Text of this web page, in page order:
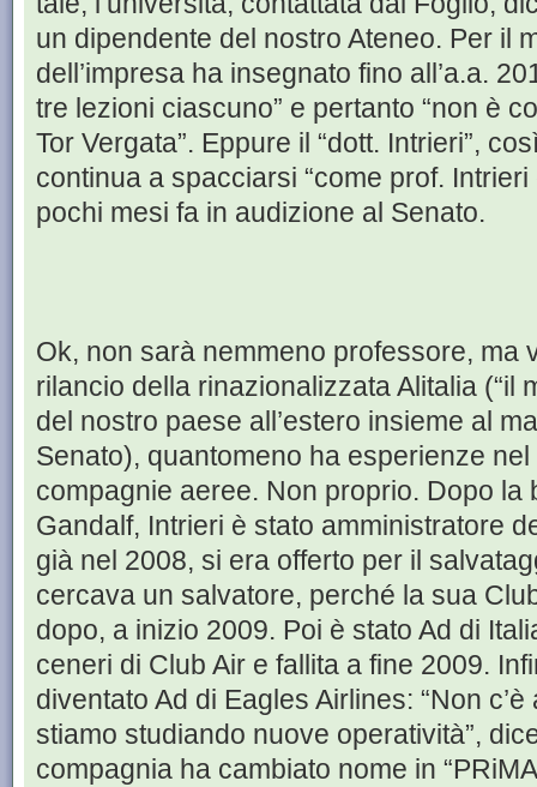
un dipendente del nostro Ateneo. Per il
dell’impresa ha insegnato fino all’a.a.
tre lezioni ciascuno” e pertanto “non è
Tor Vergata”. Eppure il “dott. Intrieri”,
continua a spacciarsi “come prof. Intrieri
pochi mesi fa in audizione al Senato.
Ok, non sarà nemmeno professore, ma
rilancio della rinazionalizzata Alitalia (“il
del nostro paese all’estero insieme al
Senato), quantomeno ha esperienze
compagnie aeree. Non proprio. Dopo la
Gandalf, Intrieri è stato amministratore
già nel 2008, si era offerto per il
cercava un salvatore, perché la sua
dopo, a inizio 2009. Poi è stato Ad di
ceneri di Club Air e fallita a fine 2009.
diventato Ad di Eagles Airlines: “Non
stiamo studiando nuove operatività”,
compagnia ha cambiato nome in